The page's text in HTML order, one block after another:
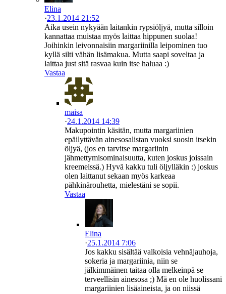
Elina
·23.1.2014 21:52
Aika usein nykyään laitankin rypsiöljyä, mutta silloin
kannattaa muistaa myös laittaa hippunen suolaa!
Joihinkin leivonnaisiin margariinilla leipominen tuo
kyllä silti vähän lisämakua. Mutta saapi soveltaa ja
laittaa just sitä rasvaa kuin itse haluaa :)
Vastaa
maisa
·24.1.2014 14:39
Makupointin käsitän, mutta margariinien
epäilyttävän ainesosalistan vuoksi suosin itsekin
öljyä, (jos en tarvitse margariinin
jähmettymisominaisuutta, kuten joskus joissain
kreemeissä.) Hyvä kakku tuli öljylläkin :) joskus
olen laittanut sekaan myös karkeaa
pähkinärouhetta, mielestäni se sopii.
Vastaa
Elina
·25.1.2014 7:06
Jos kakku sisältää valkoisia vehnäjauhoja,
sokeria ja margariinia, niin se
jälkimmäinen taitaa olla melkeinpä se
terveellisin ainesosa ;) Mä en ole huolissani
margariinien lisäaineista, ja on niissä